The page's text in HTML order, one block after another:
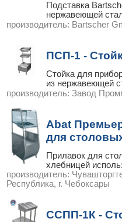
Подставка
нержавеющей
производитель: Bartscher
ПСП-1 -
Стойка для
из нержавеющей
производитель: Завод
Abat
для
Прилавок для
хлебницей
производитель:
Республика, г. Чебоксары
ССПП-1К -